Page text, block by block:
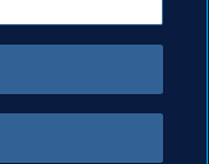
DONNÉES